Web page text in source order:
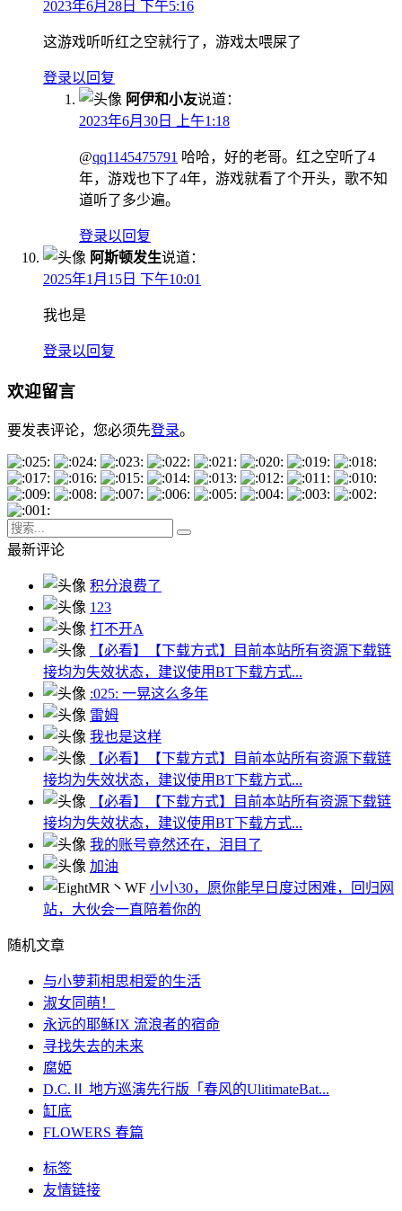
2023年6月28日 下午5:16
这游戏听听红之空就行了，游戏太喂屎了
登录以回复
阿伊和小友说道：
2023年6月30日 上午1:18
@qq1145475791 哈哈，好的老哥。红之空听了4
年，游戏也下了4年，游戏就看了个开头，歌不知
道听了多少遍。
登录以回复
阿斯顿发生说道：
2025年1月15日 下午10:01
我也是
登录以回复
欢迎留言
要发表评论，您必须先登录。
最新评论
积分浪费了
123
打不开A
【必看】【下载方式】目前本站所有资源下载链
接均为失效状态，建议使用BT下载方式...
:025: 一晃这么多年
雷姆
我也是这样
【必看】【下载方式】目前本站所有资源下载链
接均为失效状态，建议使用BT下载方式...
【必看】【下载方式】目前本站所有资源下载链
接均为失效状态，建议使用BT下载方式...
我的账号竟然还在，泪目了
加油
小小30，愿你能早日度过困难，回归网
站，大伙会一直陪着你的
随机文章
与小萝莉相思相爱的生活
淑女同萌！
永远的耶稣IX 流浪者的宿命
寻找失去的未来
腐姫
D.C.Ⅱ 地方巡演先行版「春风的UlitimateBat...
缸底
FLOWERS 春篇
标签
友情链接